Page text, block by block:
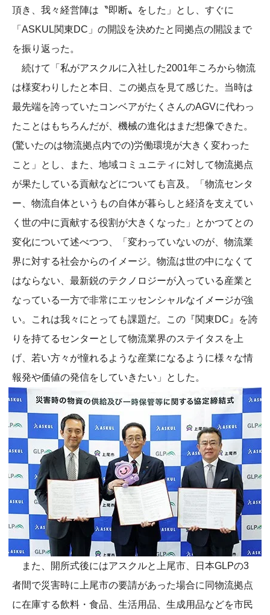
頂き、我々経営陣は〝即断〟をした」とし、すぐに
「ASKUL関東DC」の開設を決めたと同拠点の開設まで
を振り返った。
続けて「私がアスクルに入社した2001年ころから物流
は様変わりしたと本日、この拠点を見て感じた。当時は
最先端を誇っていたコンベアがたくさんのAGVに代わっ
たことはもちろんだが、機械の進化はまだ想像できた。
(驚いたのは物流拠点内での)労働環境が大きく変わった
こと」とし、また、地域コミュニティに対して物流拠点
が果たしている貢献などについても言及。「物流センタ
ー、物流自体というもの自体が暮らしと経済を支えてい
く世の中に貢献する役割が大きくなった」とかつてとの
変化について述べつつ、「変わっていないのが、物流業
界に対する社会からのイメージ。物流は世の中になくて
はならない、最新鋭のテクノロジーが入っている産業と
なっている一方で非常にエッセンシャルなイメージが強
い。これは我々にとっても課題だ。この『関東DC』を誇
りを持てるセンターとして物流業界のステイタスを上
げ、若い方々が憧れるような産業になるように様々な情
報発や価値の発信をしていきたい」とした。
また、開所式後にはアスクルと上尾市、日本GLPの3
者間で災害時に上尾市の要請があった場合に同物流拠点
に在庫する飲料・食品、生活用品、生成用品などを市民